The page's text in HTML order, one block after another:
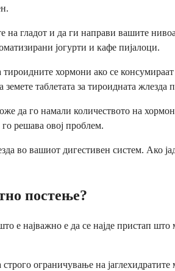
гладот и да ги направи вашите нивоа
јогурти и кафе пијалоци.
тироидните хормони ако се
таблетата за тироидната жлезда
да го намали количеството на
решава овој проблем.
во вашиот дигестивен систем. Ако
постење?
е најважно е да се најде пристап
ограничување на